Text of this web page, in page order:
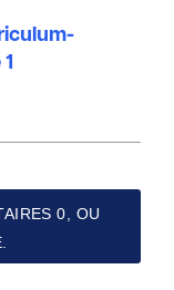
0, OU